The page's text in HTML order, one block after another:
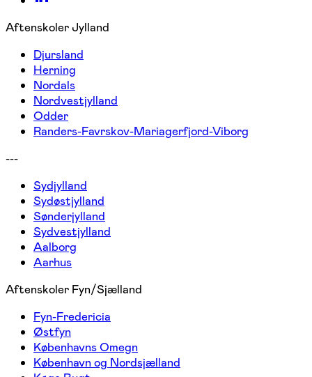
Aftenskoler Jylland
Djursland
Herning
Nordals
Nordvestjylland
Odder
Randers-Favrskov-Mariagerfjord-Viborg
---
Sydjylland
Sydøstjylland
Sønderjylland
Sydvestjylland
Aalborg
Aarhus
Aftenskoler Fyn/Sjælland
Fyn-Fredericia
Østfyn
Københavns Omegn
København og Nordsjælland